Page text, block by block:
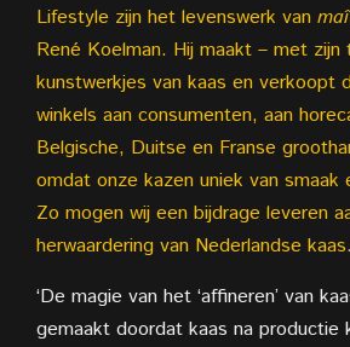
Lifestyle zijn het levenswerk van
René Koelman. Hij maakt – met zijn
kunstwerkjes van kaas en verkoopt
winkels aan consumenten, aan
Belgische, Duitse en Franse
omdat onze kazen uniek van smaak
Zo mogen wij een bijdrage leveren
herwaardering van Nederlandse
‘De magie van het ‘affineren’ van
gemaakt doordat kaas na productie